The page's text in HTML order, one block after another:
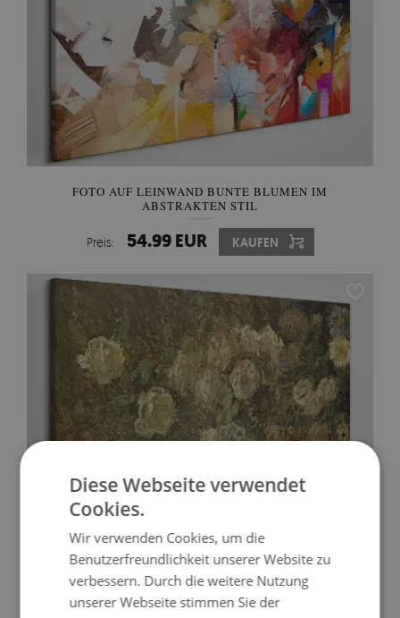
FOTO AUF LEINWAND BUNTE BLUMEN IM
ABSTRAKTEN STIL
Preis: 54.99 EUR KAUFEN
FOTO AUF LEINWAND BLUMENLANDSCHAFT IN
ERDTÖNEN
54.99 EUR KAUFEN
Diese Webseite verwendet
Cookies.
Wir verwenden Cookies, um die
Benutzerfreundlichkeit unserer Website zu
verbessern. Durch die weitere Nutzung
unserer Webseite stimmen Sie der